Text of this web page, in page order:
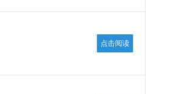
点击阅读